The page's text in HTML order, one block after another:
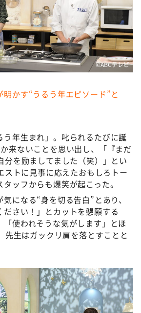
©️ABCテレビ
明かす“うるう年エピソード”と
う年生まれ」。叱られるたびに誕
来ないことを思い出し、「『まだ
分を励ましてました（笑）」とい
ストに見事に応えたおもしろトー
ッフからも爆笑が起こった。
になる“身を切る告白”とあり、
ださい！」とカットを懇願する
「使われそうな気がします」とほ
先生はガックリ肩を落とすことと